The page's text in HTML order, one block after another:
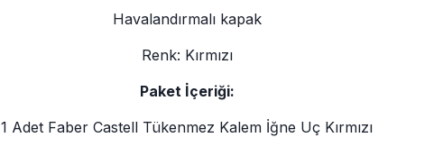
Havalandırmalı kapak
Renk: Kırmızı
Paket İçeriği:
1 Adet Faber Castell Tükenmez Kalem İğne Uç Kırmızı